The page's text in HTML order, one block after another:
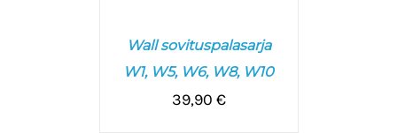
Wall sovituspalasarja
W1, W5, W6, W8, W10
39,90 €